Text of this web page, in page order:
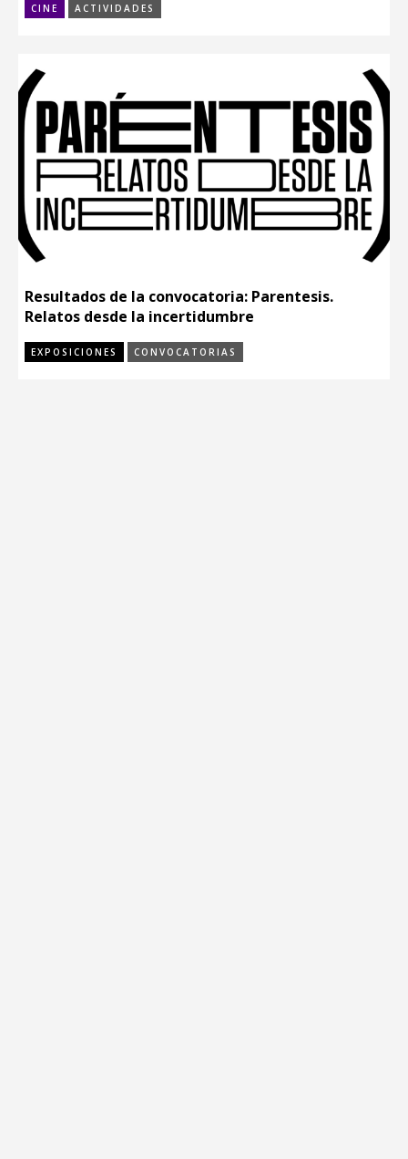
CINE ACTIVIDADES
Resultados de la convocatoria: Parentesis.
Relatos desde la incertidumbre
EXPOSICIONES CONVOCATORIAS